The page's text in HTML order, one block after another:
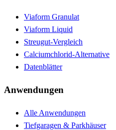
Viaform Granulat
Viaform Liquid
Streugut-Vergleich
Calciumchlorid-Alternative
Datenblätter
Anwendungen
Alle Anwendungen
Tiefgaragen & Parkhäuser